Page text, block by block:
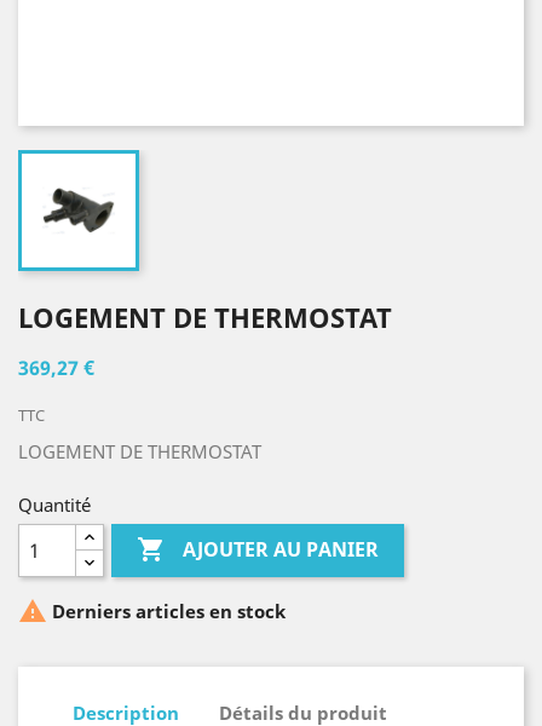
LOGEMENT DE THERMOSTAT
369,27 €
TTC
LOGEMENT DE THERMOSTAT
Quantité
 AJOUTER AU PANIER
 Derniers articles en stock
Description Détails du produit